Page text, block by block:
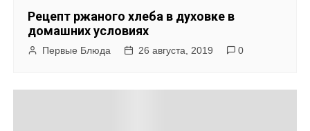
Рецепт ржаного хлеба в духовке в
домашних условиях
Первые Блюда 26 августа, 2019 0